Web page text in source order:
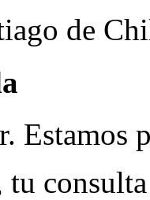
de
Estamos
tu